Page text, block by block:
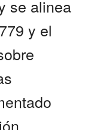
se alinea
y el